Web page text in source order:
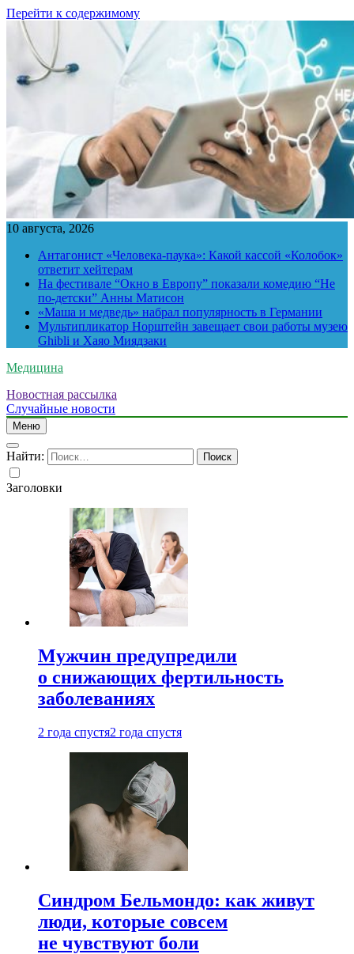
Перейти к содержимому
10 августа, 2026
Антагонист «Человека-паука»: Какой кассой «Колобок»
ответит хейтерам
На фестивале “Окно в Европу” показали комедию “Не
по-детски” Анны Матисон
«Маша и медведь» набрал популярность в Германии
Мультипликатор Норштейн завещает свои работы музею
Ghibli и Хаяо Миядзаки
Медицина
Новостная рассылка
Случайные новости
Меню
Найти:
Заголовки
Мужчин предупредили
о снижающих фертильность
заболеваниях
2 года спустя2 года спустя
Синдром Бельмондо: как живут
люди, которые совсем
не чувствуют боли